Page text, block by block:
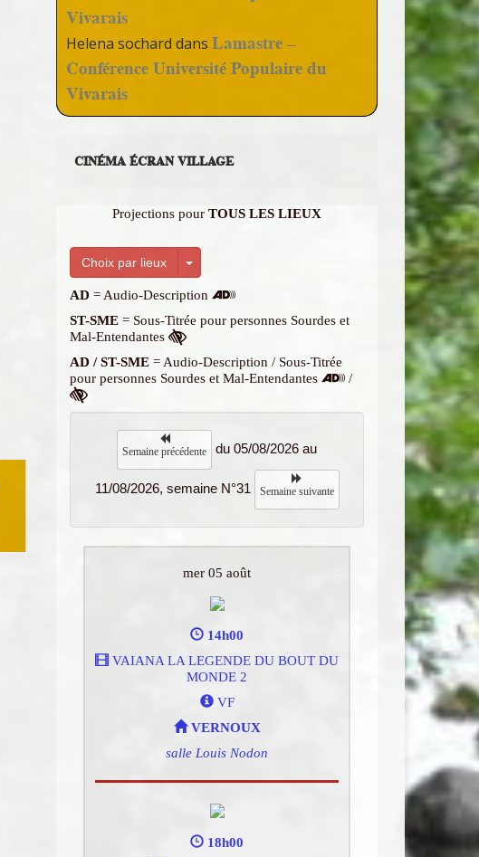
Vivarais
Helena sochard dansLamastre –
Conférence Université Populaire du
Vivarais
CINÉMA ÉCRAN VILLAGE